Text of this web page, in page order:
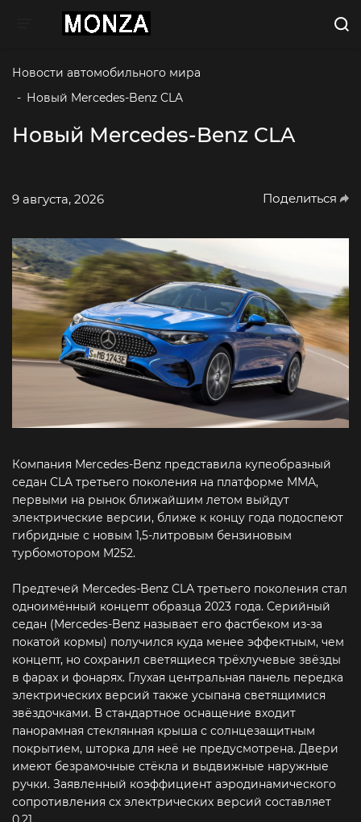
Toggle navigation
Новости автомобильного мира
- Новый Mercedes-Benz CLA
Новый Mercedes-Benz CLA
9 августа, 2026 Поделиться
Компания Mercedes‑Benz представила купеобразный
седан CLA третьего поколения на платформе MMA,
первыми на рынок ближайшим летом выйдут
электрические версии, ближе к концу года подоспеют
гибридные с новым 1,5-литровым бензиновым
турбомотором M252.
Предтечей Mercedes-Benz CLA третьего поколения стал
одноимённый концепт образца 2023 года. Серийный
седан (Mercedes‑Benz называет его фастбеком из-за
покатой кормы) получился куда менее эффектным, чем
концепт, но сохранил светящиеся трёхлучевые звёзды
в фарах и фонарях. Глухая центральная панель передка
электрических версий также усыпана светящимися
звёздочками. В стандартное оснащение входит
панорамная стеклянная крыша с солнцезащитным
покрытием, шторка для неё не предусмотрена. Двери
имеют безрамочные стёкла и выдвижные наружные
ручки. Заявленный коэффициент аэродинамического
сопротивления сх электрических версий составляет